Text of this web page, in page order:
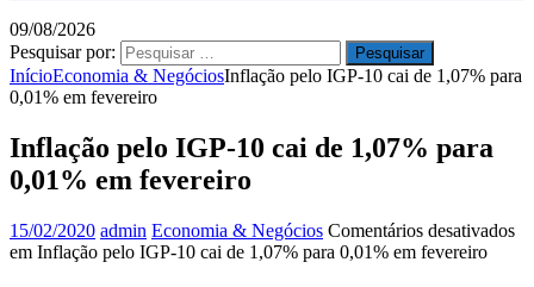
09/08/2026
Pesquisar por:
InícioEconomia & NegóciosInflação pelo IGP-10 cai de 1,07% para
0,01% em fevereiro
Inflação pelo IGP-10 cai de 1,07% para
0,01% em fevereiro
15/02/2020 admin Economia & Negócios Comentários desativados
em Inflação pelo IGP-10 cai de 1,07% para 0,01% em fevereiro